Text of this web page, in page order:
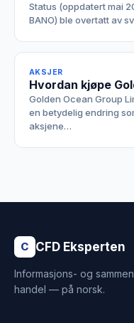
Status (oppdatert mai
BANO) ble overtatt av
AKSJER
Hvordan kjøpe
Golden Ocean Group
en betydelig endring
aksjene…
C CFD Eksperten
Informasjons- og
handel — på norsk.